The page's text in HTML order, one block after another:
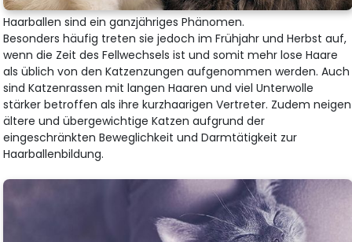
Haarballen sind ein ganzjähriges Phänomen.
Besonders häufig treten sie jedoch im Frühjahr und Herbst auf,
wenn die Zeit des Fellwechsels ist und somit mehr lose Haare
als üblich von den Katzenzungen aufgenommen werden. Auch
sind Katzenrassen mit langen Haaren und viel Unterwolle
stärker betroffen als ihre kurzhaarigen Vertreter. Zudem neigen
ältere und übergewichtige Katzen aufgrund der
eingeschränkten Beweglichkeit und Darmtätigkeit zur
Haarballenbildung.